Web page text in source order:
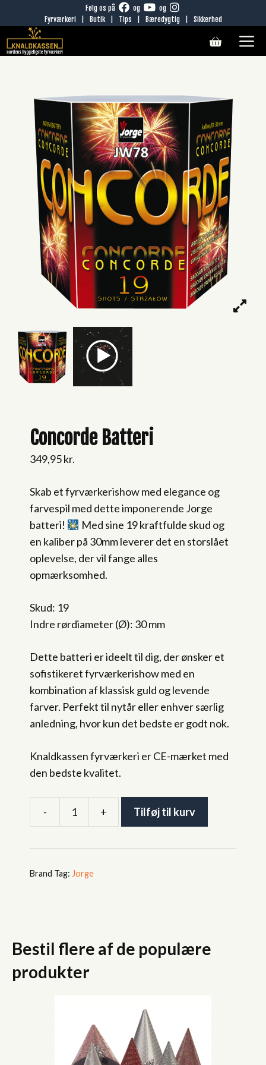
til
indhold
Følg os på og
og
Fyrværkeri
Butik Tips Bæredygtig Sikkerhed
Concorde Batteri
349,95kr.
Skab et fyrværkerishow med elegance og
farvespil med dette imponerende Jorge
batteri!
Med sine 19 kraftfulde skud og
en kaliber på 30mm leverer det en storslået
oplevelse, der vil fange alles
opmærksomhed.
Skud: 19
Indre rørdiameter (Ø): 30 mm
Dette batteri er ideelt til dig, der ønsker et
sofistikeret fyrværkerishow med en
kombination af klassisk guld og levende
farver. Perfekt til nytår eller enhver særlig
anledning, hvor kun det bedste er godt nok.
Knaldkassen fyrværkeri er CE-mærket med
den bedste kvalitet.
-
Concorde
antal
+ Tilføj til kurv
Tag: Jorge
Bestil flere af de populære
produkter